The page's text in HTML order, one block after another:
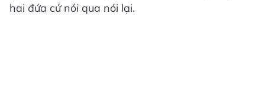
hai đứa cứ nói qua nói lại.